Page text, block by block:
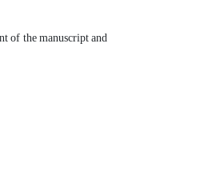
of the manuscript and